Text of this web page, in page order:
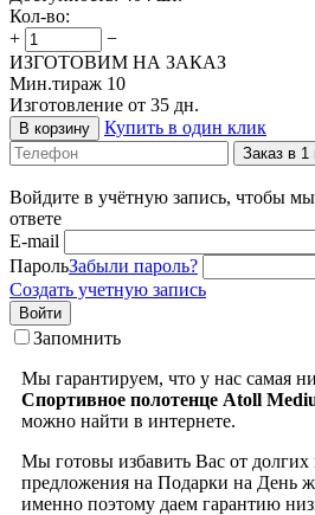
Кол-во:
+
−
ИЗГОТОВИМ НА ЗАКАЗ
Мин.тираж 10
Изготовление от 35 дн.
В корзину Купить в один клик
Заказ в 1
Войдите в учётную запись, чтобы
ответе
E-mail
ПарольЗабыли пароль?
Создать учетную запись
Войти
Запомнить
Мы гарантируем, что у нас самая
Спортивное полотенце Atoll
можно найти в интернете.
Мы готовы избавить Вас от долгих
предложения на Подарки на День
именно поэтому даем гарантию